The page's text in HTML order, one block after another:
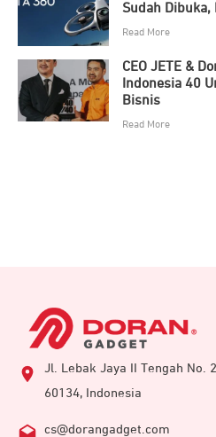
Sudah Dibuka,
Read More
CEO JETE &
Indonesia 40
Bisnis
Read More
Jl. Lebak Jaya II Tengah No.
60134, Indonesia
cs@dorangadget.com